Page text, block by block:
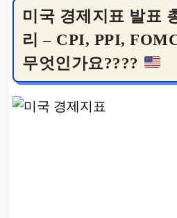
미국 경제지표 발표
리 – CPI, PPI,
무엇인가요????